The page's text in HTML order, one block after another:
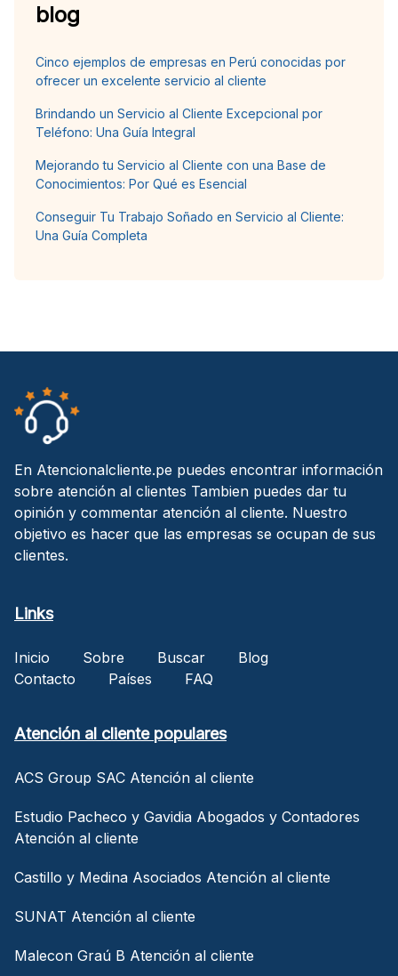
blog
Cinco ejemplos de empresas en Perú conocidas por
ofrecer un excelente servicio al cliente
Brindando un Servicio al Cliente Excepcional por
Teléfono: Una Guía Integral
Mejorando tu Servicio al Cliente con una Base de
Conocimientos: Por Qué es Esencial
Conseguir Tu Trabajo Soñado en Servicio al Cliente:
Una Guía Completa
En Atencionalcliente.pe puedes encontrar información
sobre atención al clientes Tambien puedes dar tu
opinión y commentar atención al cliente. Nuestro
objetivo es hacer que las empresas se ocupan de sus
clientes.
Links
Inicio Sobre Buscar
Blog
Contacto
Países FAQ
Atención al cliente populares
ACS Group SAC Atención al cliente
Estudio Pacheco y Gavidia Abogados y Contadores
Atención al cliente
Castillo y Medina Asociados Atención al cliente
SUNAT Atención al cliente
Malecon Graú B Atención al cliente